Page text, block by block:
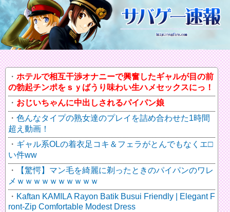
ホテルで相互干渉オナニーで興奮したギャルが目の前
の勃起チンポをｓｙばうり味わい生ハメセックスにっ！
おじいちゃんに中出しされるパイパン娘
色んなタイプの熟女達のプレイを詰め合わせた1時間
超え動画！
ギャル系OLの着衣足コキ＆フェラがとんでもなくエ□
い件ww
【驚愕】マン毛を綺麗に剃ったときのパイパンのワレ
メｗｗｗｗｗｗｗｗｗｗ
Kaftan KAMILA Rayon Batik Busui Friendly | Elegant F
ront-Zip Comfortable Modest Dress